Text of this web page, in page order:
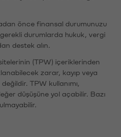
önce finansal durumunuzu
durumlarda hukuk, vergi
destek alın.
(TPW) içeriklerinden
zarar, kayıp veya
TPW kullanımı,
düşüşüne yol açabilir. Bazı